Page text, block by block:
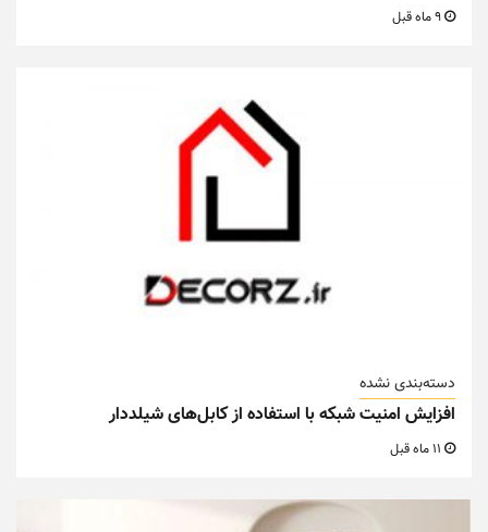
دسته‌بندی نشده
افزایش امنیت شبکه با استفاده از کابل‌های شیلددار